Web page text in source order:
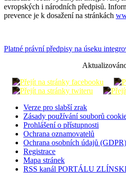
evropských i národních předpisů.
prevence je k dosažení na stránkách
Platné právní předpisy na úseku
Verze pro slabší zrak
Zásady používání souborů
Prohlášení o přístupnosti
Ochrana oznamovatelů
Ochrana osobních údajů (GDPR)
Registrace
Mapa stránek
RSS kanál PORTÁLU